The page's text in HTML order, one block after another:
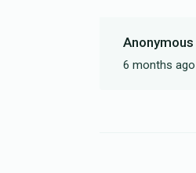
Anonymous
6 months ago